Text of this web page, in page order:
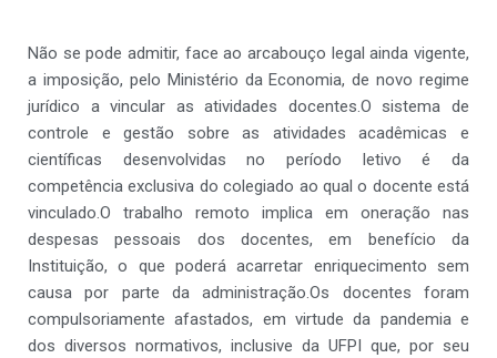
Não se pode admitir, face ao arcabouço legal ainda vigente,
a imposição, pelo Ministério da Economia, de novo regime
jurídico a vincular as atividades docentes.O sistema de
controle e gestão sobre as atividades acadêmicas e
científicas desenvolvidas no período letivo é da
competência exclusiva do colegiado ao qual o docente está
vinculado.O trabalho remoto implica em oneração nas
despesas pessoais dos docentes, em benefício da
Instituição, o que poderá acarretar enriquecimento sem
causa por parte da administração.Os docentes foram
compulsoriamente afastados, em virtude da pandemia e
dos diversos normativos, inclusive da UFPI que, por seu